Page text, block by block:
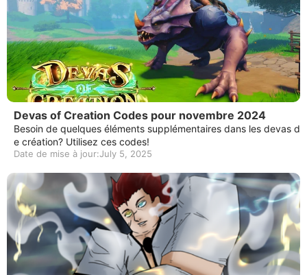
Devas of Creation Codes pour novembre 2024
Besoin de quelques éléments supplémentaires dans les devas d
e création? Utilisez ces codes!
Date de mise à jour:July 5, 2025